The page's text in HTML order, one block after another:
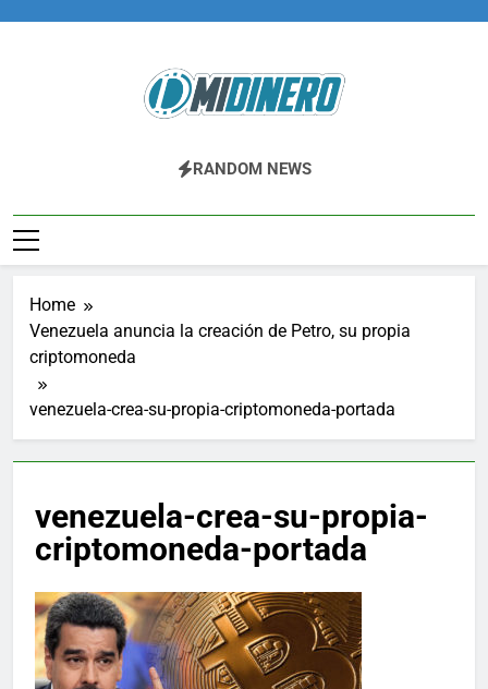
Midinero.co
Fintech, Criptomonedas
RANDOM NEWS
Home
Venezuela anuncia la creación de Petro, su propia
criptomoneda
venezuela-crea-su-propia-criptomoneda-portada
venezuela-crea-su-propia-
criptomoneda-portada